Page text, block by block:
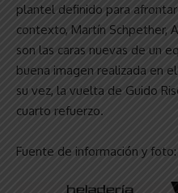
plantel definido para
contexto, Martín Schpether,
son las caras nuevas de un
buena imagen realizada en
su vez, la vuelta de Guido
cuarto refuerzo.
Fuente de información y